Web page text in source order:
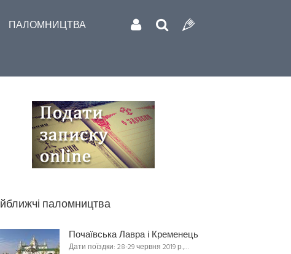
ПАЛОМНИЦТВА
паломництва
Почаївська Лавра і Кременець
Дати поїздки: 28-29 червня 2019 р.,…